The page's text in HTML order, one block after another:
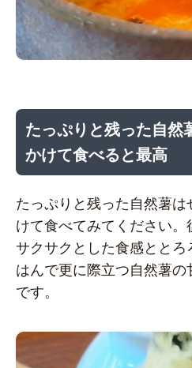
たっぷりと残った自然
かけて食べると最高
たっぷりと残った自然薯
けて食べてみてください
サクサクとした食感とと
はんで更に際立つ自然薯
です。